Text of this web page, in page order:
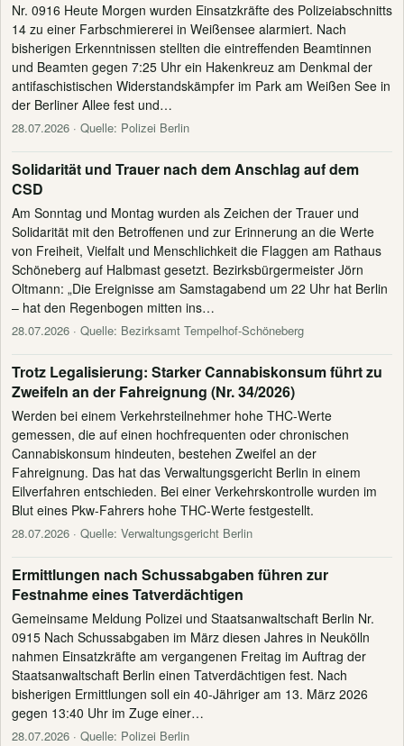
Nr. 0916 Heute Morgen wurden Einsatzkräfte des Polizeiabschnitts
14 zu einer Farbschmiererei in Weißensee alarmiert. Nach
bisherigen Erkenntnissen stellten die eintreffenden Beamtinnen
und Beamten gegen 7:25 Uhr ein Hakenkreuz am Denkmal der
antifaschistischen Widerstandskämpfer im Park am Weißen See in
der Berliner Allee fest und…
28.07.2026 · Quelle: Polizei Berlin
Solidarität und Trauer nach dem Anschlag auf dem
CSD
Am Sonntag und Montag wurden als Zeichen der Trauer und
Solidarität mit den Betroffenen und zur Erinnerung an die Werte
von Freiheit, Vielfalt und Menschlichkeit die Flaggen am Rathaus
Schöneberg auf Halbmast gesetzt. Bezirksbürgermeister Jörn
Oltmann: „Die Ereignisse am Samstagabend um 22 Uhr hat Berlin
– hat den Regenbogen mitten ins…
28.07.2026 · Quelle: Bezirksamt Tempelhof-Schöneberg
Trotz Legalisierung: Starker Cannabiskonsum führt zu
Zweifeln an der Fahreignung (Nr. 34/2026)
Werden bei einem Verkehrsteilnehmer hohe THC-Werte
gemessen, die auf einen hochfrequenten oder chronischen
Cannabiskonsum hindeuten, bestehen Zweifel an der
Fahreignung. Das hat das Verwaltungsgericht Berlin in einem
Eilverfahren entschieden. Bei einer Verkehrskontrolle wurden im
Blut eines Pkw-Fahrers hohe THC-Werte festgestellt.
28.07.2026 · Quelle: Verwaltungsgericht Berlin
Ermittlungen nach Schussabgaben führen zur
Festnahme eines Tatverdächtigen
Gemeinsame Meldung Polizei und Staatsanwaltschaft Berlin Nr.
0915 Nach Schussabgaben im März diesen Jahres in Neukölln
nahmen Einsatzkräfte am vergangenen Freitag im Auftrag der
Staatsanwaltschaft Berlin einen Tatverdächtigen fest. Nach
bisherigen Ermittlungen soll ein 40-Jähriger am 13. März 2026
gegen 13:40 Uhr im Zuge einer…
28.07.2026 · Quelle: Polizei Berlin